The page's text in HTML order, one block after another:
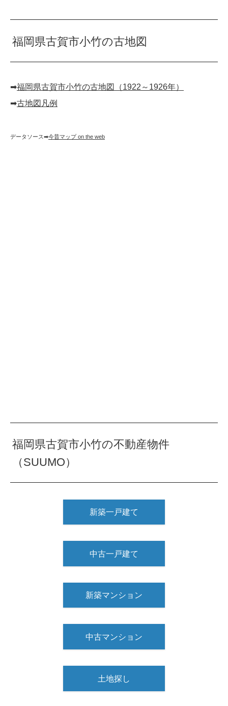
福岡県古賀市小竹の古地図
➡︎福岡県古賀市小竹の古地図（1922～1926年）
➡︎古地図凡例
データソース➡︎今昔マップ on the web
福岡県古賀市小竹の不動産物件
（SUUMO）
新築一戸建て
中古一戸建て
新築マンション
中古マンション
土地探し